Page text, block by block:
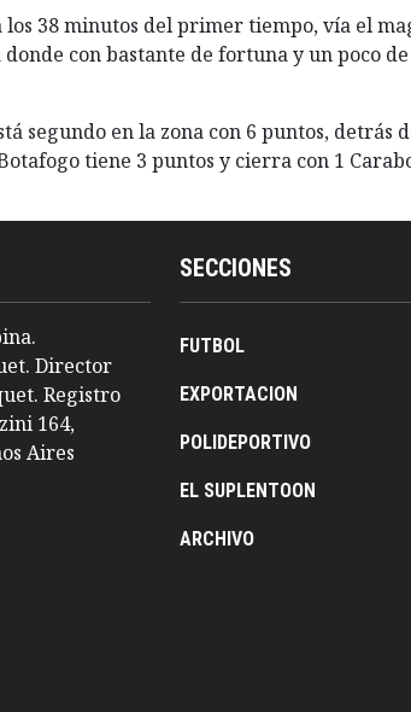
38 minutos del primer tiempo, vía el
con bastante de fortuna y un poco
segundo en la zona con 6 puntos, detrás
tiene 3 puntos y cierra con 1
Director
Registro
164,
Aires
SECCIONES
FUTBOL
EXPORTACION
POLIDEPORTIVO
EL SUPLENTOON
ARCHIVO